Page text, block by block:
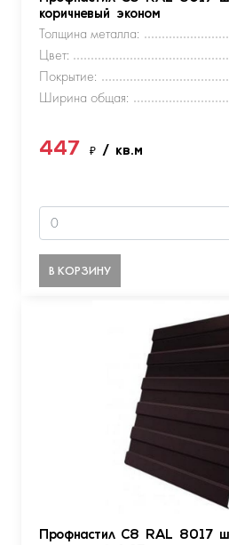
коричневый эконом
Толщина металла:
Цвет:
Покрытие:
Ширина общая:
447 ₽ / кв.м
В КОРЗИНУ
Профнастил С8 RAL 8017